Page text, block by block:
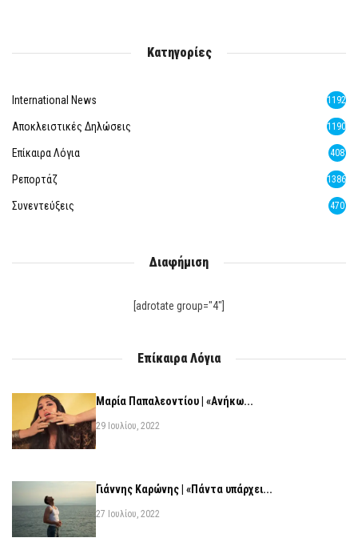
Κατηγορίες
International News 1192
Αποκλειστικές Δηλώσεις 1190
Επίκαιρα Λόγια 408
Ρεπορτάζ 1386
Συνεντεύξεις 470
Διαφήμιση
[adrotate group="4"]
Επίκαιρα Λόγια
Μαρία Παπαλεοντίου | «Ανήκω...
29 Ιουλίου, 2022
Γιάννης Καρώνης | «Πάντα υπάρχει...
27 Ιουλίου, 2022